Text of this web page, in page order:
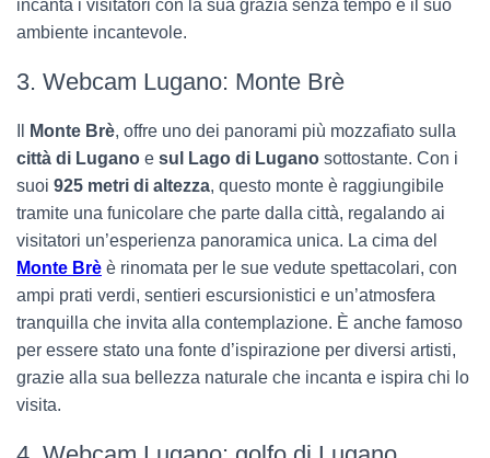
incanta i visitatori con la sua grazia senza tempo e il suo
ambiente incantevole.
3. Webcam Lugano: Monte Brè
Monte Brè, offre uno dei panorami più mozzafiato sulla
città di Lugano e sul Lago di Lugano sottostante. Con i
suoi 925 metri di altezza, questo monte è raggiungibile
tramite una funicolare che parte dalla città, regalando ai
visitatori un’esperienza panoramica unica. La cima del
Monte Brè è rinomata per le sue vedute spettacolari, con
ampi prati verdi, sentieri escursionistici e un’atmosfera
tranquilla che invita alla contemplazione. È anche famoso
per essere stato una fonte d’ispirazione per diversi artisti,
grazie alla sua bellezza naturale che incanta e ispira chi lo
visita.